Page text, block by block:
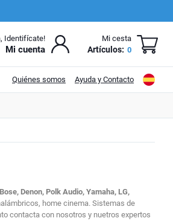
Identifícate!
Mi cuenta
Mi cesta
Artículos: 0
Quiénes somos Ayuda y Contacto
Bose, Denon, Polk Audio, Yamaha, LG,
home cinema. Sistemas de
contacta con nosotros y nuetros expertos